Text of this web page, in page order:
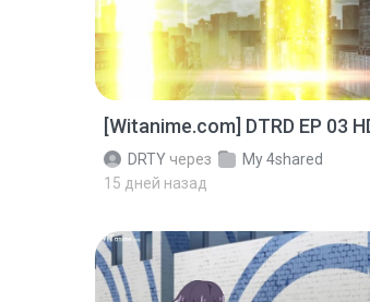
[Witanime.com] DTRD EP 03
DRTY через
My 4shared
15 дней назад